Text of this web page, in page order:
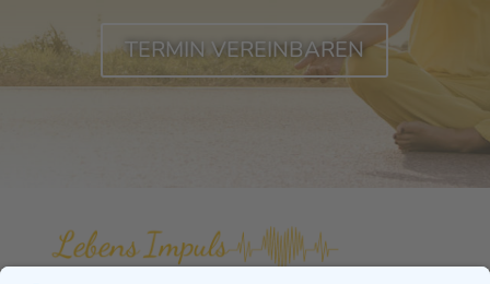
TERMIN VEREINBAREN